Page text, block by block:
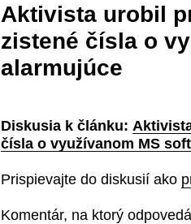
Aktivista urobil
zistené čísla o
alarmujúce
Diskusia k článku:
čísla o využívanom MS
Prispievajte do diskusií ako
Komentár, na ktorý